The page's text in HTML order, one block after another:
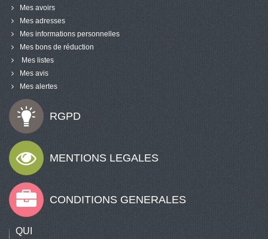
RGPD
MENTIONS LEGALES
CONDITIONS GENERALES
QUI
Mes avoirs
Mes adresses
Mes informations personnelles
Mes bons de réduction
Mes listes
Mes avis
Mes alertes